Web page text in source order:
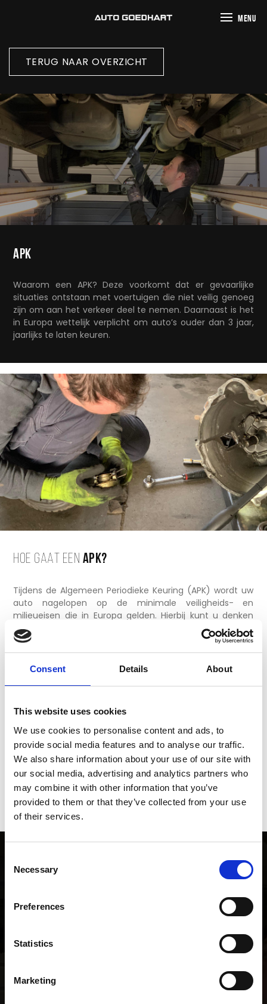
Consent Details About
This website uses cookies
We use cookies to personalise content and ads, to
provide social media features and to analyse our traffic.
We also share information about your use of our site with
our social media, advertising and analytics partners who
may combine it with other information that you’ve
provided to them or that they’ve collected from your use
of their services.
Selection
Necessary
Preferences
Statistics
Marketing
MENU
TERUG NAAR OVERZICHT
APK
Waarom een APK? Deze voorkomt dat er gevaarlijke
situaties ontstaan met voertuigen die niet veilig genoeg
zijn om aan het verkeer deel te nemen. Daarnaast is het
in Europa wettelijk verplicht om auto’s ouder dan 3 jaar,
jaarlijks te laten keuren.
HOE GAAT EEN APK?
Tijdens de Algemeen Periodieke Keuring (APK) wordt uw
auto nagelopen op de minimale veiligheids- en
milieueisen die in Europa gelden. Hierbij kunt u denken
aan het controleren van o.a. uw autobanden,
schokdempers, verplichting en remmen. Heeft uw auto
mankementen? Dan worden deze met een APK
onderhoud. Na afloop van de keuring ontvangt u een
dan geven wij aan welke mankementen dienen te
worden opgelost. Een APK mag enkel door een RDW-
erkend bedrijf zoalsinworden uitgevoerd.
GERELATEERDEWERKPLAATS
Een werkplaats afspraak plannen kan eenvoudig